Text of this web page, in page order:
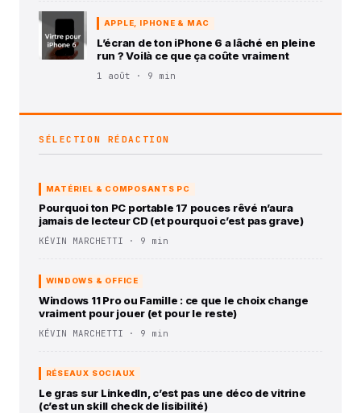
APPLE, IPHONE & MAC
L’écran de ton iPhone 6 a lâché en pleine
run ? Voilà ce que ça coûte vraiment
1 août · 9 min
SÉLECTION RÉDACTION
MATÉRIEL & COMPOSANTS PC
Pourquoi ton PC portable 17 pouces rêvé n’aura
jamais de lecteur CD (et pourquoi c’est pas grave)
KÉVIN MARCHETTI · 9 min
WINDOWS & OFFICE
Windows 11 Pro ou Famille : ce que le choix change
vraiment pour jouer (et pour le reste)
KÉVIN MARCHETTI · 9 min
RÉSEAUX SOCIAUX
Le gras sur LinkedIn, c’est pas une déco de vitrine
(c’est un skill check de lisibilité)